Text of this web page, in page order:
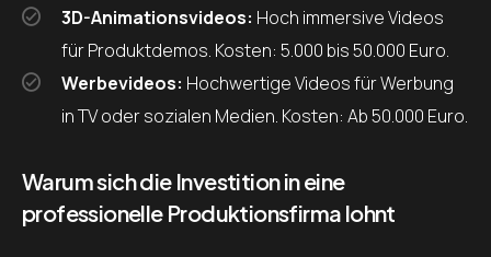
3D-Animationsvideos: Hoch immersive Videos
für Produktdemos. Kosten: 5.000 bis 50.000 Euro.
Werbevideos: Hochwertige Videos für Werbung
in TV oder sozialen Medien. Kosten: Ab 50.000 Euro.
Warum sich die Investition in eine
professionelle Produktionsfirma lohnt